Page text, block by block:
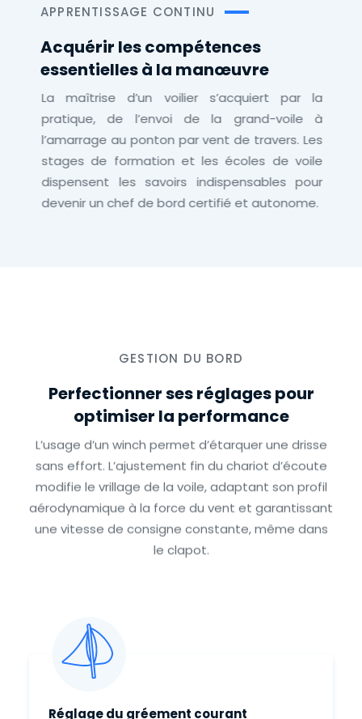
APPRENTISSAGE CONTINU
Acquérir les compétences
essentielles à la manœuvre
La maîtrise d’un voilier s’acquiert par la
pratique, de l’envoi de la grand-voile à
l’amarrage au ponton par vent de travers. Les
stages de formation et les écoles de voile
dispensent les savoirs indispensables pour
devenir un chef de bord certifié et autonome.
GESTION DU BORD
Perfectionner ses réglages pour
optimiser la performance
L’usage d’un winch permet d’étarquer une drisse
sans effort. L’ajustement fin du chariot d’écoute
modifie le vrillage de la voile, adaptant son profil
aérodynamique à la force du vent et garantissant
une vitesse de consigne constante, même dans
le clapot.
Réglage du gréement courant